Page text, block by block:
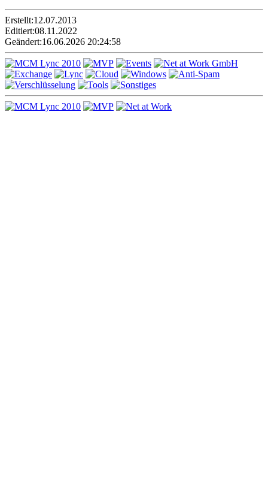
Erstellt:12.07.2013
Editiert:08.11.2022
Geändert:16.06.2026 20:24:58